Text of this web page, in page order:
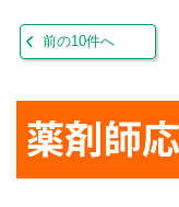
前の10件へ